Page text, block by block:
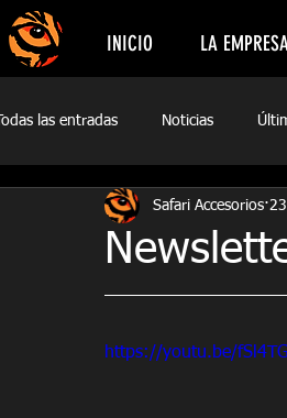
INICIO LA
Todas las entradas Noticias
Safari Accesorios
https://youtu.be/